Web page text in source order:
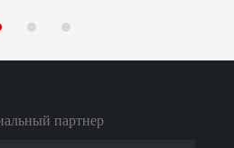
партнер